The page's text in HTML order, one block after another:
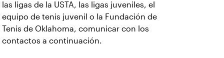
las ligas de la USTA, las ligas juveniles, el
equipo de tenis juvenil o la Fundación de
Tenis de Oklahoma, comunicar con los
contactos a continuación.